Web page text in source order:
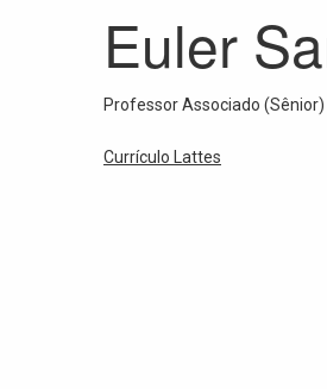
Euler
Professor Associado (Sênior)
Currículo Lattes